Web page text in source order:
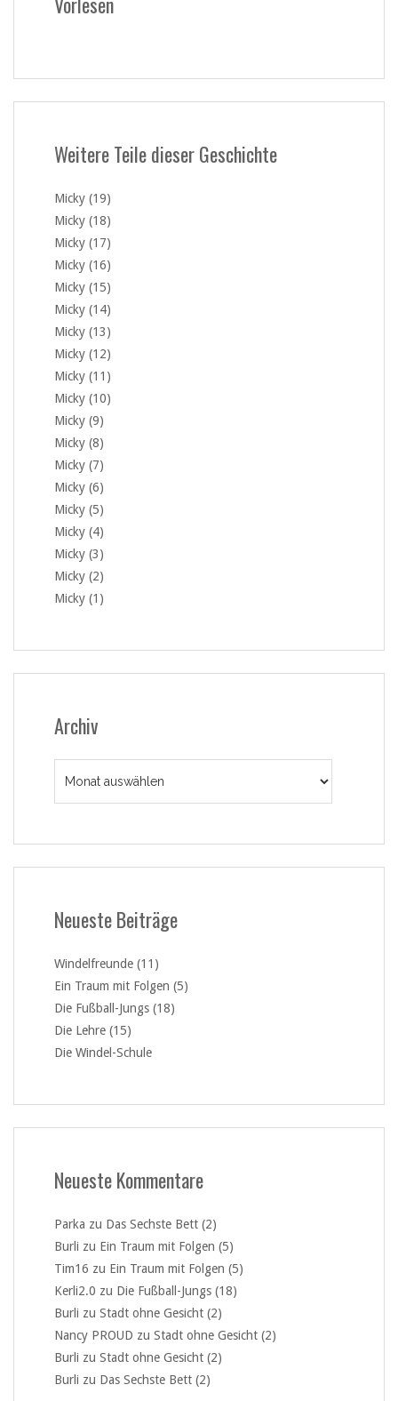
Weitere Teile dieser Geschichte
Micky (19)
Micky (18)
Micky (17)
Micky (16)
Micky (15)
Micky (14)
Micky (13)
Micky (12)
Micky (11)
Micky (10)
Micky (9)
Micky (8)
Micky (7)
Micky (6)
Micky (5)
Micky (4)
Micky (3)
Micky (2)
Micky (1)
Archiv
Neueste Beiträge
Windelfreunde (11)
Ein Traum mit Folgen (5)
Die Fußball-Jungs (18)
Die Lehre (15)
Die Windel-Schule
Neueste Kommentare
Parka zu Das Sechste Bett (2)
Burli zu Ein Traum mit Folgen (5)
Tim16 zu Ein Traum mit Folgen (5)
Kerli2.0 zu Die Fußball-Jungs (18)
Burli zu Stadt ohne Gesicht (2)
Nancy PROUD zu Stadt ohne Gesicht (2)
Burli zu Stadt ohne Gesicht (2)
Burli zu Das Sechste Bett (2)